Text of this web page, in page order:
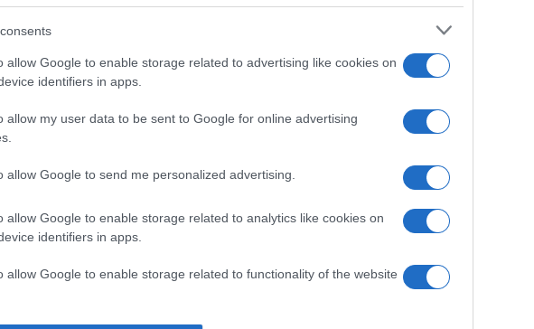
allow Google to enable storage related to advertising like cookies on
identifiers in apps.
allow my user data to be sent to Google for online advertising
allow Google to send me personalized advertising.
allow Google to enable storage related to analytics like cookies on
identifiers in apps.
allow Google to enable storage related to functionality of the website
fog látni, Bence sem. Sőt, Bencével az esküvő
Szeretném, ha az lenne az érzés: várjuk, hogy újra
már a nagy napra. Sokat edzem és diétázom.
amikor besétálok a templomba” – mondta